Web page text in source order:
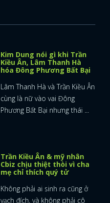
Kim Dung nói gì khi Trần
Kiều Ân, Lâm Thanh Hà
hóa Đông Phương Bất Bại
Lâm Thanh Hà và Trần Kiều Ân
cùng là nữ vào vai Đông
Phương Bất Bại nhưng thái ...
Trần Kiều Ân & mỹ nhân
Cbiz chịu thiệt thòi vì cha
mẹ chỉ thích quý tử
Không phải ai sinh ra cũng ở
vạch đích, và không phải cô